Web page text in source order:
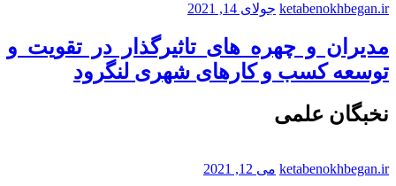
ketabenokhbegan.ir جولای 14, 2021
مدیران و چهره های تاثیرگذار در تقویت و
توسعه کسب و کارهای شهری لنگرود
نخبگان علمی
ketabenokhbegan.ir می 12, 2021